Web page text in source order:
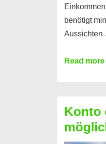
benötigt
Aussichten
Mit
Sie
einen
Kredit
Read more
Konto